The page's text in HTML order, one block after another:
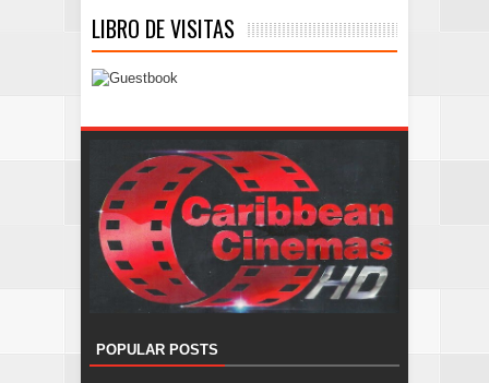
LIBRO DE VISITAS
POPULAR POSTS